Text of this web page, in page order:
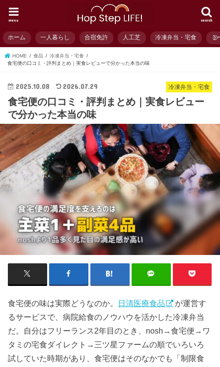
search
menu
ホーム 一人暮らし 合宿免許 人工芝 冷凍弁当・宅食 ミ
HOME 食品
冷凍弁当・宅食
食宅便の口コミ・評判まとめ｜実食レビューで分かった本当の味
冷凍弁当・宅食
2025.10.08 2026.07.29
食宅便の口コミ・評判まとめ｜実食レビュー
で分かった本当の味
食宅便の味は実際どうなのか。 日清医療食品
が運営す
るサービスで、病院給食のノウハウを活かした冷凍弁当
だ。自分はフリーランス2年目のとき、nosh→食宅便→ワ
タミの宅食ダイレクト→三ツ星ファームの順でいろいろ
試していた時期があり、食宅便はそのなかでも「制限食